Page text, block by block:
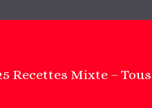
Recettes Mixte –